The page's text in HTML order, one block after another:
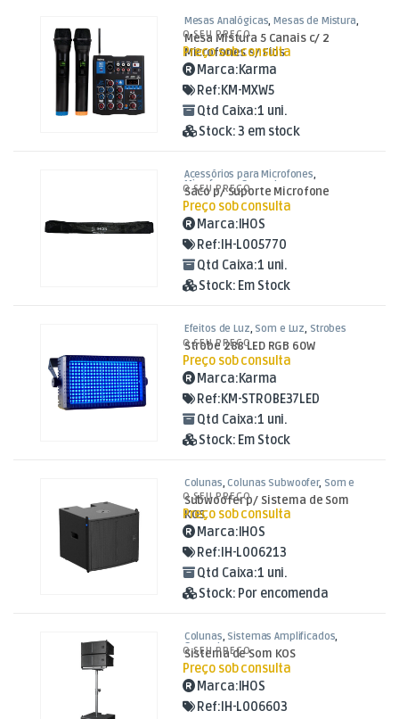
Mesas Analógicas,Mesas de Mistura,
Som e Luz
Mesa Mistura 5 Canais c/ 2
Microfones s/ Fios
O SEU PREÇO
Preço sob consulta
Marca:Karma
Ref:KM-MXW5
Qtd Caixa:1 uni.
Stock: 3 em stock
Acessórios para Microfones,
Microfones ,Som e Luz
Saco p/ Suporte Microfone
O SEU PREÇO
Preço sob consulta
Marca: IHOS
Ref: IH-L005770
Qtd Caixa:1 uni.
Stock: Em Stock
Efeitos de Luz, Som e Luz, Strobes
Strobe 288 LED RGB 60W
O SEU PREÇO
Preço sob consulta
Marca:Karma
Ref:KM-STROBE37LED
Qtd Caixa:1 uni.
Stock: Em Stock
Colunas,Colunas Subwoofer, Som e
Luz
Subwoofer p/ Sistema de Som
KOS
O SEU PREÇO
Preço sob consulta
Marca: IHOS
Ref: IH-L006213
Qtd Caixa:1 uni.
Stock: Por encomenda
Colunas, Sistemas Amplificados,
Som e Luz
Sistema de Som KOS
O SEU PREÇO
Preço sob consulta
Marca: IHOS
Ref: IH-L006603